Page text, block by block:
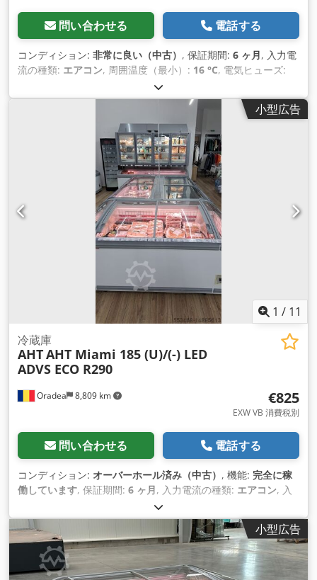
問い合わせる 電話する
コンディション: 非常に良い（中古） , 保証期間: 6 ヶ月, 入力電
流の種類: エアコン, 周囲温度（最小）: 16 °C, 電気ヒューズ:
, 入力周波数:
35 °C, 全長:2,500 mm, 全幅:754 mm, 総重量:400 kg（キロ
12 キロワット時 , 装備: フリーザ
, ファンアイスSRLはルーマニアにおけるAHTの代理店
です。 AHTの新品および中古機器の販売代理店です。 世界中
への迅速な配送 AHT Kinley 210/250 cm (冷凍庫または冷蔵庫
として使用可能、中低温)! 完全にテストされた完全なシステム
（ベース＋棚2列） 冷媒ECO R290 プラグイン式で簡単設置
LED庫内照明（キャノピーLED、ドアLED照明） AHT Kinley /
EptaまたはCarrierトップフリーザー（長さ210cmおよび
250cm）を在庫しています。 Crjdpfjrhwuaex Akkef AHT
MiamiまたはAthen XL LEDキャビネットと組み合わせ可能（ル
ーマニア、オラデアに在庫あり） 再調整されたAHT EQシリー
ズ機器は、消耗品（冷媒、ガスケット、ネオンランプなど）を
除き、6ヶ月間部品保証されます。 付属品およびスペアパーツ
小型広告
1 / 11
Oradea 8,809 km
冷蔵庫
AHTAHT Miami 185 (U)/(-) LED
ADVS ECO R290
€825
EXW VB 消費税別
問い合わせる 電話する
コンディション: オーバーホール済み（中古） , 機能: 完全に稼
働しています, 保証期間: 6 ヶ月, 入力電流の種類: エアコン, 入
, 周囲温度（最小）:
入力電流:3 A, 入力周波数:50 ヘルツ, 周囲温度（最大）:25
°C, 積み重ね高さ: 880 mm, 全長:1,850 mm, 全幅: 100 mm,
総重量:142 kg（キログラム）, 内寸幅:863 mm, 内寸長:
1,723 mm, 内寸高さ: 733 mm, タンク容量: 595 l , エネルギー
小型広告